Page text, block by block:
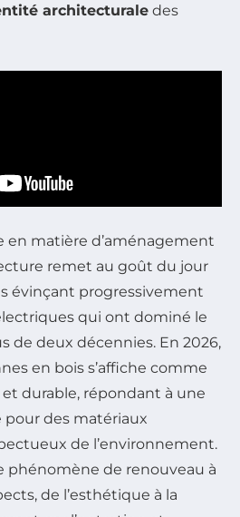
architecturale des
en matière d’aménagement
remet au goût du jour
évinçant progressivement
qui ont dominé le
de deux décennies. En 2026,
en bois s’affiche comme
durable, répondant à une
des matériaux
de l’environnement.
phénomène de renouveau à
de l’esthétique à la